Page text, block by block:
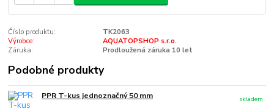
Číslo produktu:
TK2063
Výrobce:
AQUATOPSHOP s.r.o.
Záruka:
Prodloužená záruka 10 let
Podobné produkty
PPR T-kus jednoznačný 50 mm skladem